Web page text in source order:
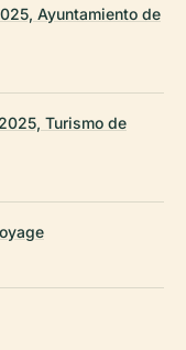
Ayuntamiento de
Turismo de